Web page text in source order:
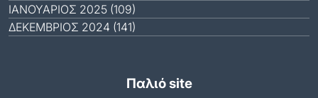
ΙΑΝΟΥΆΡΙΟΣ 2025 (109)
ΔΕΚΈΜΒΡΙΟΣ 2024 (141)
Παλιό site